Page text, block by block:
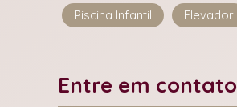
Piscina Infantil Elevador
Entre em contato